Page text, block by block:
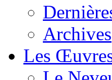
Archives
Les